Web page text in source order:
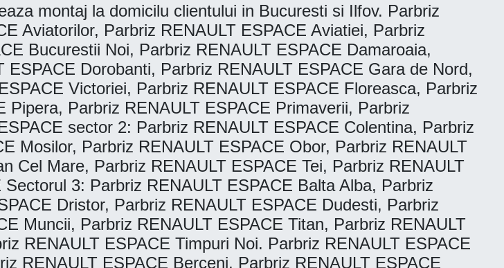
montaj la domicilu clientului in Bucuresti si Ilfov. Parbriz
Aviatorilor, Parbriz RENAULT ESPACE Aviatiei, Parbriz
Bucurestii Noi, Parbriz RENAULT ESPACE Damaroaia,
Dorobanti, Parbriz RENAULT ESPACE Gara de Nord,
Victoriei, Parbriz RENAULT ESPACE Floreasca, Parbriz
Parbriz RENAULT ESPACE Primaverii, Parbriz
sector 2: Parbriz RENAULT ESPACE Colentina, Parbriz
Mosilor, Parbriz RENAULT ESPACE Obor, Parbriz RENAULT
Cel Mare, Parbriz RENAULT ESPACE Tei, Parbriz RENAULT
3: Parbriz RENAULT ESPACE Balta Alba, Parbriz
Dristor, Parbriz RENAULT ESPACE Dudesti, Parbriz
Muncii, Parbriz RENAULT ESPACE Titan, Parbriz RENAULT
RENAULT ESPACE Timpuri Noi. Parbriz RENAULT ESPACE
RENAULT ESPACE Berceni, Parbriz RENAULT ESPACE